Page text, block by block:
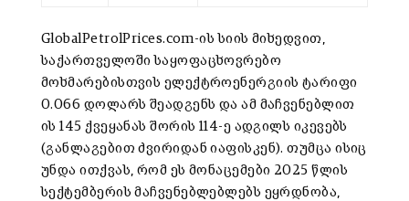
GlobalPetrolPrices.com-ის სიის მიხედვით,
საქართველოში საყოფაცხოვრებო
მოხმარებისთვის ელექტროენერგიის ტარიფი
0.066 დოლარს შეადგენს და ამ მაჩვენებლით
ის 145 ქვეყანას შორის 114-ე ადგილს იკევებს
(განლაგებით ძვირიდან იაფისკენ). თუმცა ისიც
უნდა ითქვას, რომ ეს მონაცემები 2025 წლის
სექტემბერის მაჩვენებლებლებს ეყრდნობა,